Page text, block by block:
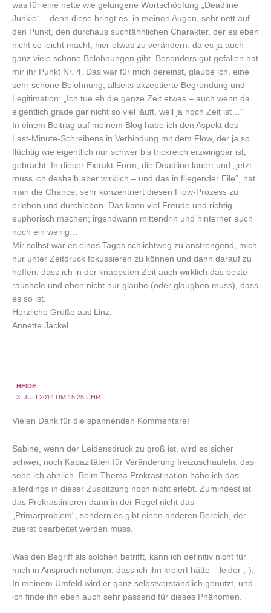
was für eine nette wie gelungene Wortschöpfung „Deadline
Junkie“ – denn diese bringt es, in meinen Augen, sehr nett auf
den Punkt, den durchaus suchtähnlichen Charakter, der es eben
nicht so leicht macht, hier etwas zu verändern, da es ja auch
ganz viele schöne Belohnungen gibt. Besonders gut gefallen hat
mir ihr Punkt Nr. 4. Das war für mich dereinst, glaube ich, eine
sehr schöne Belohnung, allseits akzeptierte Begründung und
Legitimation: „Ich tue eh die ganze Zeit etwas – auch wenn da
eigentlich grade gar nicht so viel läuft, weil ja noch Zeit ist…“
In einem Beitrag auf meinem Blog habe ich den Aspekt des
Last-Minute-Schreibens in Verbindung mit dem Flow, der ja so
flüchtig wie eigentlich nur schwer bis trickreich erzwingbar ist,
gebracht. In dieser Extrakt-Form, die Deadline lauert und „jetzt
muss ich deshalb aber wirklich – und das in fliegender Eile“, hat
man die Chance, sehr konzentriert diesen Flow-Prozess zu
erleben und durchleben. Das kann viel Freude und richtig
euphorisch machen; irgendwann mittendrin und hinterher auch
noch ein wenig…
Mir selbst war es eines Tages schlichtweg zu anstrengend, mich
nur unter Zeitdruck fokussieren zu können und dann darauf zu
hoffen, dass ich in der knappsten Zeit auch wirklich das beste
raushole und eben nicht nur glaube (oder glaugben muss), dass
es so ist.
Herzliche Grüße aus Linz,
Annette Jäckel
HEIDE
3. JULI 2014 UM 15:25 UHR
Vielen Dank für die spannenden Kommentare!
Sabine, wenn der Leidensdruck zu groß ist, wird es sicher
schwer, noch Kapazitäten für Veränderung freizuschaufeln, das
sehe ich ähnlich. Beim Thema Prokrastination habe ich das
allerdings in dieser Zuspitzung noch nicht erlebt. Zumindest ist
das Prokrastinieren dann in der Regel nicht das
„Primärproblem“, sondern es gibt einen anderen Bereich, der
zuerst bearbeitet werden muss.
Was den Begriff als solchen betrifft, kann ich definitiv nicht für
mich in Anspruch nehmen, dass ich ihn kreiert hätte – leider ;-).
In meinem Umfeld wird er ganz selbstverständlich genutzt, und
ich finde ihn eben auch sehr passend für dieses Phänomen.